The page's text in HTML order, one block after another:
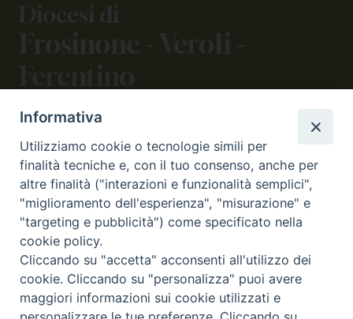
Diocesi di
Frosinone - Veroli -
Ferentino
CONTATTI
viale Volsci 105 (ex via dei Monti Lepini)
03100 Frosinone (FR)
tel. 0775.290973 - 0775.290852
curia@diocesifrosinone.it
SEGUICI SU
Informativa
Utilizziamo cookie o tecnologie simili per
finalità tecniche e, con il tuo consenso, anche per
altre finalità ("interazioni e funzionalità semplici",
"miglioramento dell'esperienza", "misurazione" e
"targeting e pubblicità") come specificato nella
cookie policy.
Cliccando su "accetta" acconsenti all'utilizzo dei
cookie. Cliccando su "personalizza" puoi avere
maggiori informazioni sui cookie utilizzati e